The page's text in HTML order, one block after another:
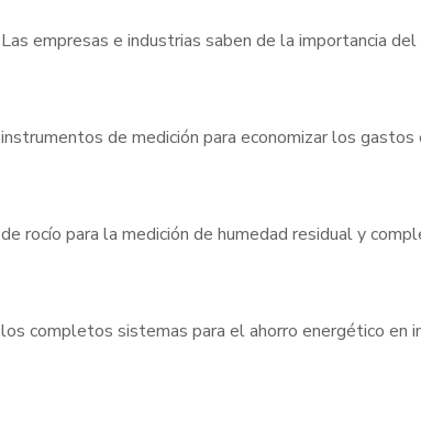
Las empresas e industrias saben de la importancia
instrumentos de medición para economizar los
de rocío para la medición de humedad residual y
los completos sistemas para el ahorro energético en